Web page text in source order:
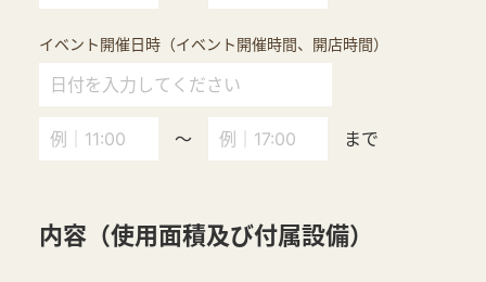
イベント開催日時（イベント開催時間、開店時間）
～ まで
内容（使用面積及び付属設備）